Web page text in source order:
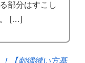
部分はすこし
[…]
【刺繍縫い方基